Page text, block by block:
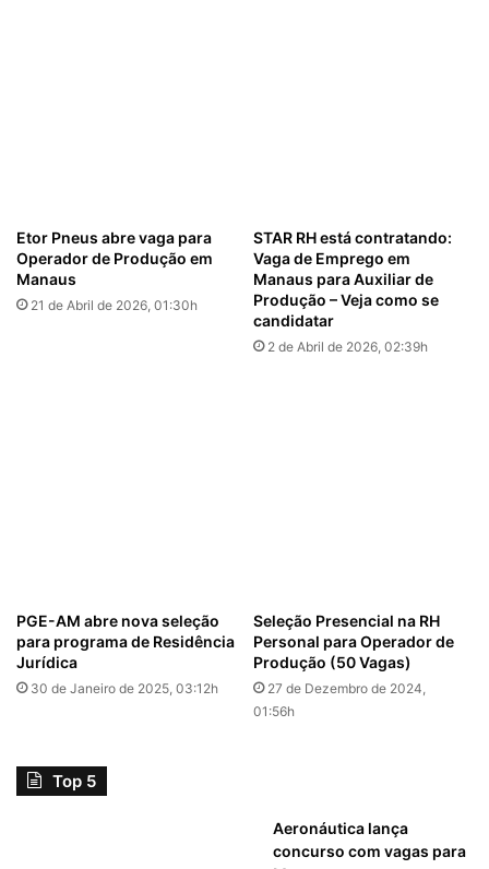
Etor Pneus abre vaga para
Operador de Produção em
Manaus
21 de Abril de 2026, 01:30h
STAR RH está contratando:
Vaga de Emprego em
Manaus para Auxiliar de
Produção – Veja como se
candidatar
2 de Abril de 2026, 02:39h
PGE-AM abre nova seleção
para programa de Residência
Jurídica
30 de Janeiro de 2025, 03:12h
Seleção Presencial na RH
Personal para Operador de
Produção (50 Vagas)
27 de Dezembro de 2024,
01:56h
Top 5
Aeronáutica lança
concurso com vagas para